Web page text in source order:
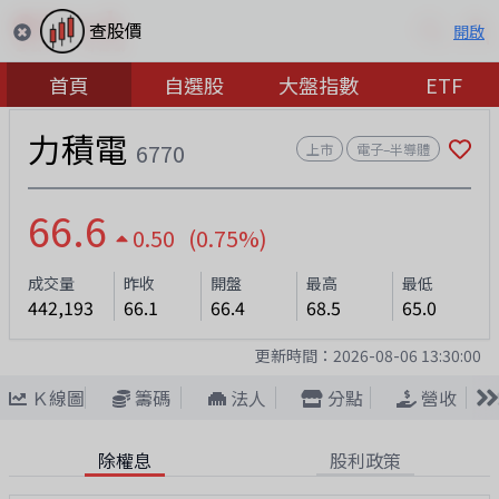
查股價 開啟
首頁 自選股 大盤指數 ETF
力積電 6770 上市 電子–半導體
66.6 0.50 (0.75%)
成交量
442,193
昨收
66.1
開盤
66.4
最高
68.5
最低
65.0
更新時間： 2026-08-06 13:30:00
Ｋ線圖 籌碼 法人 分點 營收
除權息 股利政策